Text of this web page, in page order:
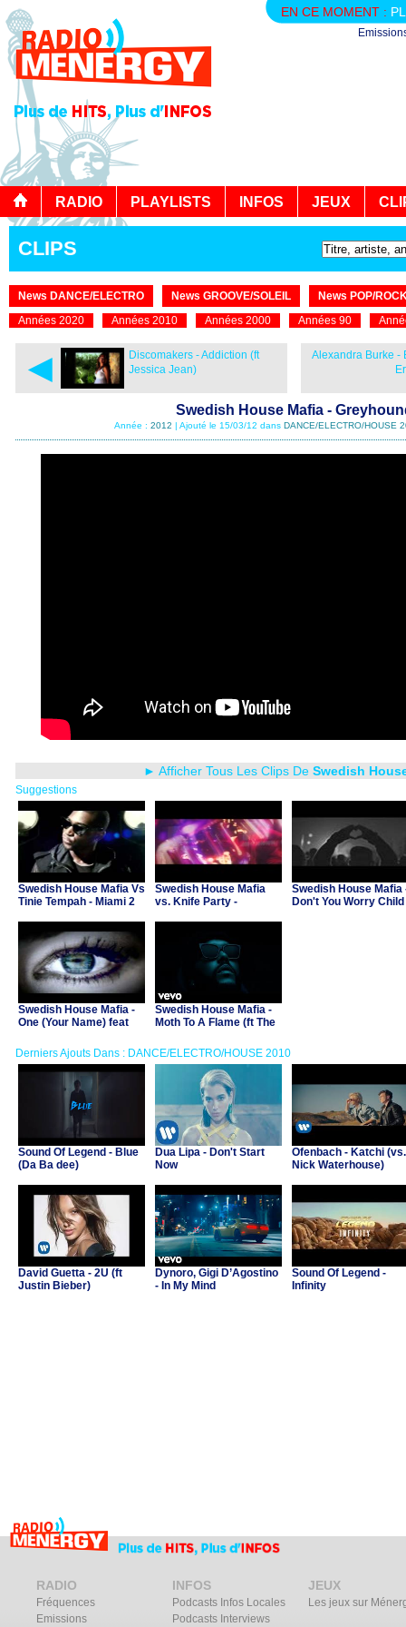
EN CE MOMENT :
RADIO PLAYLISTS INFOS JEUX
CLIPS
News DANCE/ELECTRO News GROOVE/SOLEIL
News POP/
Années 2020
Années 2010 Années 2000 Années 90
◄
Discomakers - Addiction (ft
Jessica Jean)
Alexandra Burke -
Swedish House Mafia -
Année : 2012 | Ajouté le 15/03/12 dans DANCE/ELECTRO/HOUSE
► Afficher Tous Les Clips De Swedish
Suggestions
Swedish House Mafia Vs
Tinie Tempah - Miami 2
Swedish House Mafia
vs. Knife Party -
Swedish House Mafia
Don't You Worry
Swedish House Mafia -
One (Your Name) feat
Swedish House Mafia -
Moth To A Flame (ft The
Derniers Ajouts Dans : DANCE/ELECTRO/HOUSE 2010
Sound Of Legend - Blue
(Da Ba dee)
Dua Lipa - Don't Start
Now
Ofenbach - Katchi (vs.
Nick Waterhouse)
David Guetta - 2U (ft
Justin Bieber)
Dynoro, Gigi D’Agostino
- In My Mind
Sound Of Legend -
Infinity
RADIO
Fréquences
Emissions
INFOS
Podcasts Infos Locales
Podcasts Interviews
JEUX
Les jeux sur